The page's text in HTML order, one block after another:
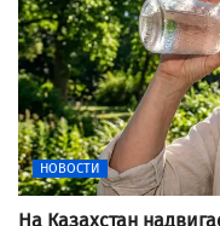
НОВОСТИ
На Казахстан